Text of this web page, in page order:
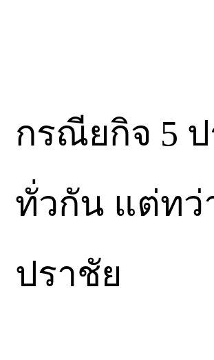
กรณียกิจ 5
ทั่วกัน แต่ทว่
ปราชัย